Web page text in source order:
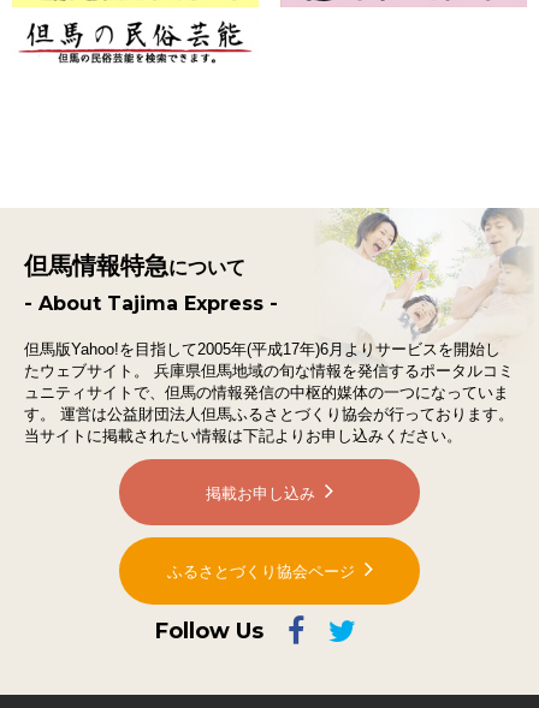
但馬情報特急について
- About Tajima Express -
但馬版Yahoo!を目指して2005年(平成17年)6月よりサービスを開始し
たウェブサイト。
兵庫県但馬地域の旬な情報を発信するポータルコミ
ュニティサイトで、 但馬の情報発信の中枢的媒体の一つになっていま
す。
運営は公益財団法人但馬ふるさとづくり協会が行っております。
当サイトに掲載されたい情報は下記よりお申し込みください。
掲載お申し込み
ふるさとづくり協会ページ
Follow Us